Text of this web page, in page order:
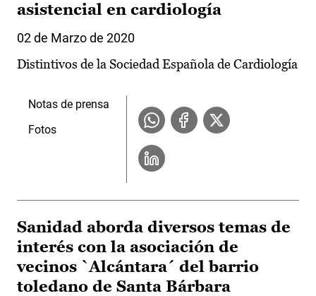
asistencial en cardiología
02 de Marzo de 2020
Distintivos de la Sociedad Española de Cardiología
Notas de prensa
Fotos
Sanidad aborda diversos temas de
interés con la asociación de
vecinos `Alcántara´ del barrio
toledano de Santa Bárbara